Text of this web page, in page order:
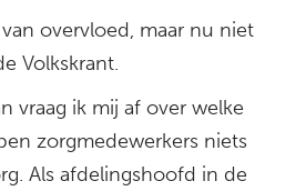
overvloed, maar nu niet
Volkskrant.
vraag ik mij af over welke
zorgmedewerkers niets
Als afdelingshoofd in de